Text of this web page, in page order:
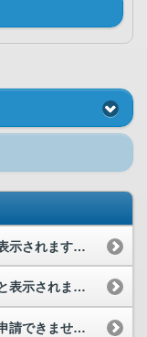
「申請情報を送信できませんでした」と表示されます。どうすればよいでしょうか。
「手続き内容を送信できませんでした」と表示されます。どうすればよいですか。
申請しようとすると「マイナポータルで申請できません」と表示されます。どうすればよいでしょうか。